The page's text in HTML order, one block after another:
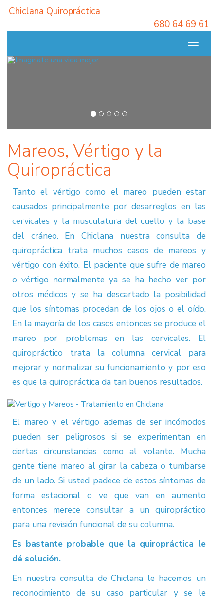
Chiclana Quiropráctica
680 64 69 61
Toggle
Mareos, Vértigo y la
Quiropráctica
Tanto el vértigo como el mareo pueden estar
causados principalmente por desarreglos en las
cervicales y la musculatura del cuello y la base
del cráneo. En Chiclana nuestra consulta de
quiropráctica trata muchos casos de mareos y
vértigo con éxito. El paciente que sufre de mareo
o vértigo normalmente ya se ha hecho ver por
otros médicos y se ha descartado la posibilidad
que los síntomas procedan de los ojos o el oído.
En la mayoría de los casos entonces se produce el
mareo por problemas en las cervicales. El
quiropráctico trata la columna cervical para
mejorar y normalizar su funcionamiento y por eso
es que la quiropráctica da tan buenos resultados.
El mareo y el vértigo ademas de ser incómodos
pueden ser peligrosos si se experimentan en
ciertas circunstancias como al volante. Mucha
gente tiene mareo al girar la cabeza o tumbarse
de un lado. Si usted padece de estos síntomas de
forma estacional o ve que van en aumento
entonces merece consultar a un quiropráctico
para una revisión funcional de su columna.
Es bastante probable que la quiropráctica le
dé solución.
En nuestra consulta de Chiclana le hacemos un
reconocimiento de su caso particular y se le